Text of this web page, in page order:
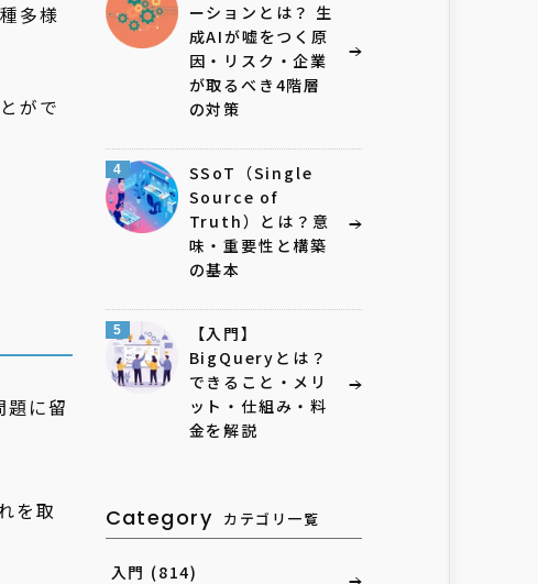
多様
がで
題に留
を取
ーションとは？ 生
成AIが嘘をつく原
因・リスク・企業
が取るべき4階層
の対策
4
SSoT（Single
Source of
Truth）とは？意
味・重要性と構築
の基本
5
【入門】
BigQueryとは？
できること・メリ
ット・仕組み・料
金を解説
Category カテゴリ一覧
入門 (814)